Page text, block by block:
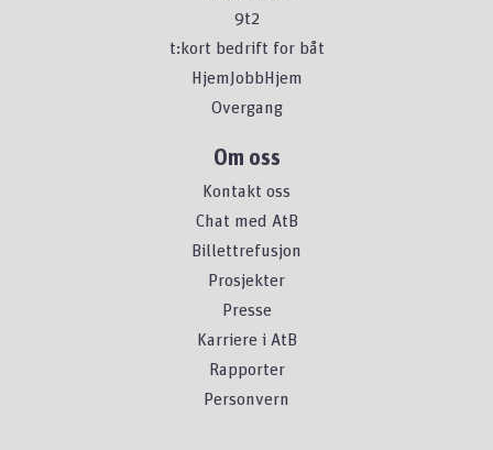
9t2
t:kort bedrift for båt
HjemJobbHjem
Overgang
Om oss
Kontakt oss
Chat med AtB
Billettrefusjon
Prosjekter
Presse
Karriere i AtB
Rapporter
Personvern